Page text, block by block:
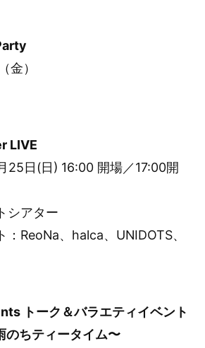
金）
LIVE
25日(日) 16:00 開場／17:00開
シアター
：ReoNa、halca、UNIDOTS、
トーク＆バラエティイベント
のちティータイム〜